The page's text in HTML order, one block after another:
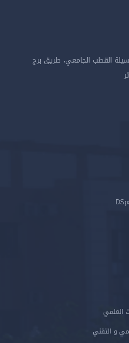
القطب الجامعي، طريق برج
العلمي
و التقني